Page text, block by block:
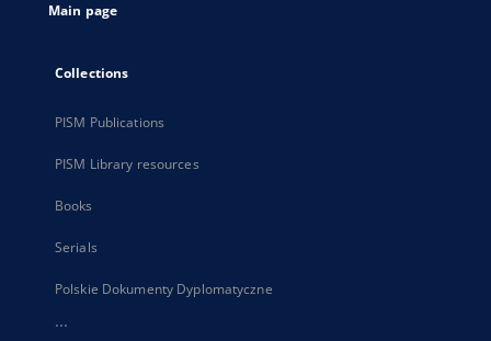
Main page
Collections
PISM Publications
PISM Library resources
Books
Serials
Polskie Dokumenty Dyplomatyczne
...